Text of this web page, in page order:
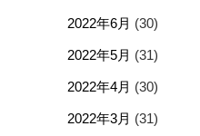
2022年6月 (30)
2022年5月 (31)
2022年4月 (30)
2022年3月 (31)